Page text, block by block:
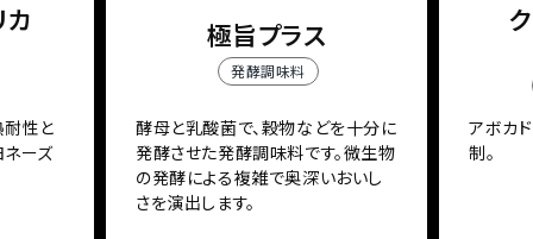
カ
性と
ーズ
極旨プラス
発酵調味料
酵母と乳酸菌で、穀物などを十分に
発酵させた発酵調味料です。微生物
の発酵による複雑で奥深いおいし
さを演出します。
アボカ
制。